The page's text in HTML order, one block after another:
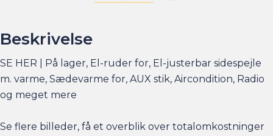
Beskrivelse
SE HER | På lager, El-ruder for, El-justerbar sidespejle
m. varme, Sædevarme for, AUX stik, Aircondition, Radio
og meget mere
Se flere billeder, få et overblik over totalomkostninger